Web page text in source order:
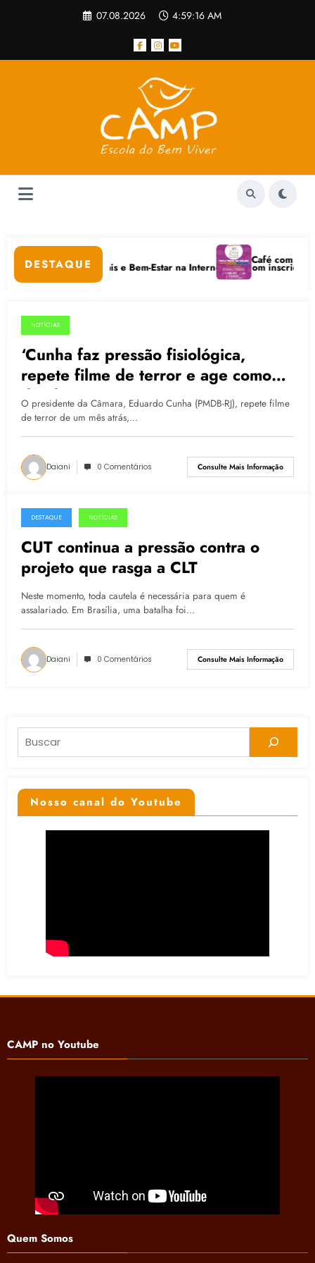
07.08.2026 4:59:16 AM
DESTAQUE
Cuidados Digitais e Bem-Estar na Internet está com inscrições
Café com Paulo
02.07.2015
NOTÍCIAS
‘Cunha faz pressão fisiológica,
repete filme de terror e age como
ditador’
O presidente da Câmara, Eduardo Cunha (PMDB-RJ), repete filme
de terror de um mês atrás,…
Daiani 0 Comentários Consulte Mais Informação
08.04.2015
DESTAQUE NOTÍCIAS
CUT continua a pressão contra o
projeto que rasga a CLT
Neste momento, toda cautela é necessária para quem é
assalariado. Em Brasília, uma batalha foi…
Daiani 0 Comentários Consulte Mais Informação
Pesquisar
Nosso canal do Youtube
CAMP no Youtube
Quem Somos